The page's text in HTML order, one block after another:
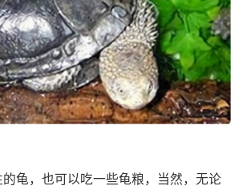
龟，也可以吃一些龟粮，当然，无论